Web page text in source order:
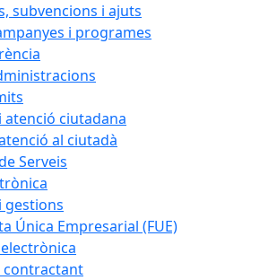
subvencions i ajuts
i programes
atenció ciutadana
al ciutadà
Serveis
gestions
Única Empresarial (FUE)
contractant